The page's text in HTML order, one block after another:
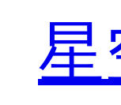
星